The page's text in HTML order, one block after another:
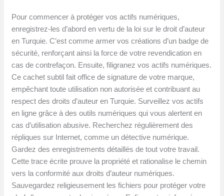
Pour commencer à protéger vos actifs numériques,
enregistrez-les d’abord en vertu de la loi sur le droit d’auteur
en Turquie. C’est comme armer vos créations d’un badge de
sécurité, renforçant ainsi la force de votre revendication en
cas de contrefaçon. Ensuite, filigranez vos actifs numériques.
Ce cachet subtil fait office de signature de votre marque,
empêchant toute utilisation non autorisée et contribuant au
respect des droits d’auteur en Turquie. Surveillez vos actifs
en ligne grâce à des outils numériques qui vous alertent en
cas d’utilisation abusive. Recherchez régulièrement des
répliques sur Internet, comme un détective numérique.
Gardez des enregistrements détaillés de tout votre travail.
Cette trace écrite prouve la propriété et rationalise le chemin
vers la conformité aux droits d’auteur numériques.
Sauvegardez religieusement les fichiers pour protéger votre